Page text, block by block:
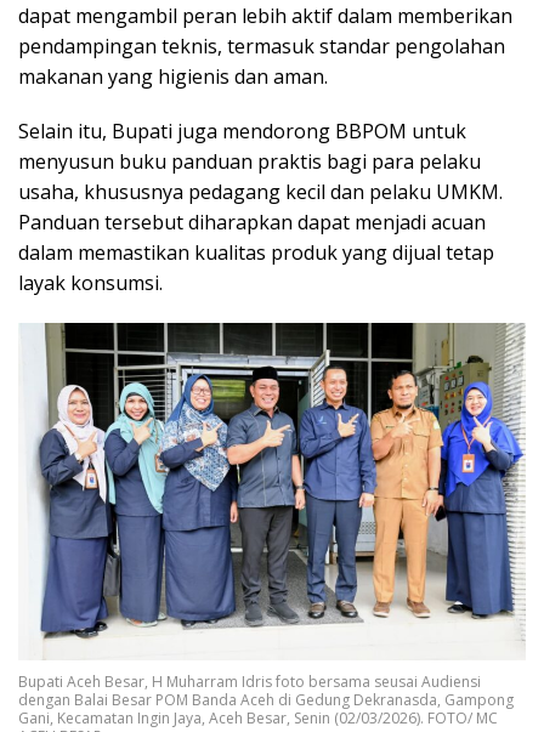
dapat mengambil peran lebih aktif dalam memberikan
pendampingan teknis, termasuk standar pengolahan
makanan yang higienis dan aman.
Selain itu, Bupati juga mendorong BBPOM untuk
menyusun buku panduan praktis bagi para pelaku
usaha, khususnya pedagang kecil dan pelaku UMKM.
Panduan tersebut diharapkan dapat menjadi acuan
dalam memastikan kualitas produk yang dijual tetap
layak konsumsi.
Bupati Aceh Besar, H Muharram Idris foto bersama seusai Audiensi
dengan Balai Besar POM Banda Aceh di Gedung Dekranasda, Gampong
Gani, Kecamatan Ingin Jaya, Aceh Besar, Senin (02/03/2026). FOTO/ MC